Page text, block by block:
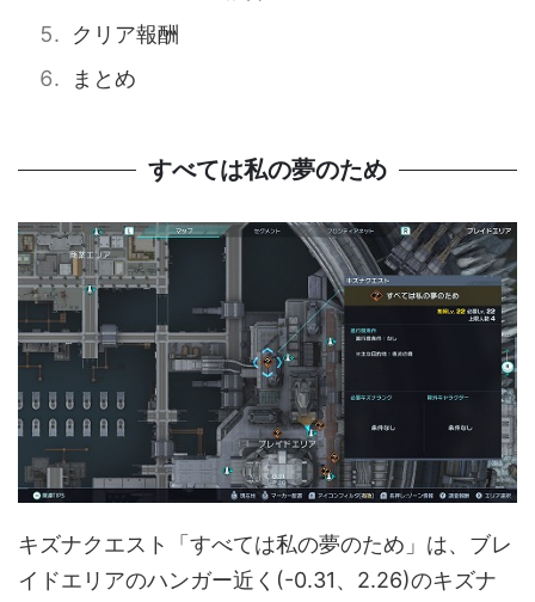
クリア報酬
まとめ
すべては私の夢のため
キズナクエスト「すべては私の夢のため」は、ブレ
イドエリアのハンガー近く(-0.31、2.26)のキズナ